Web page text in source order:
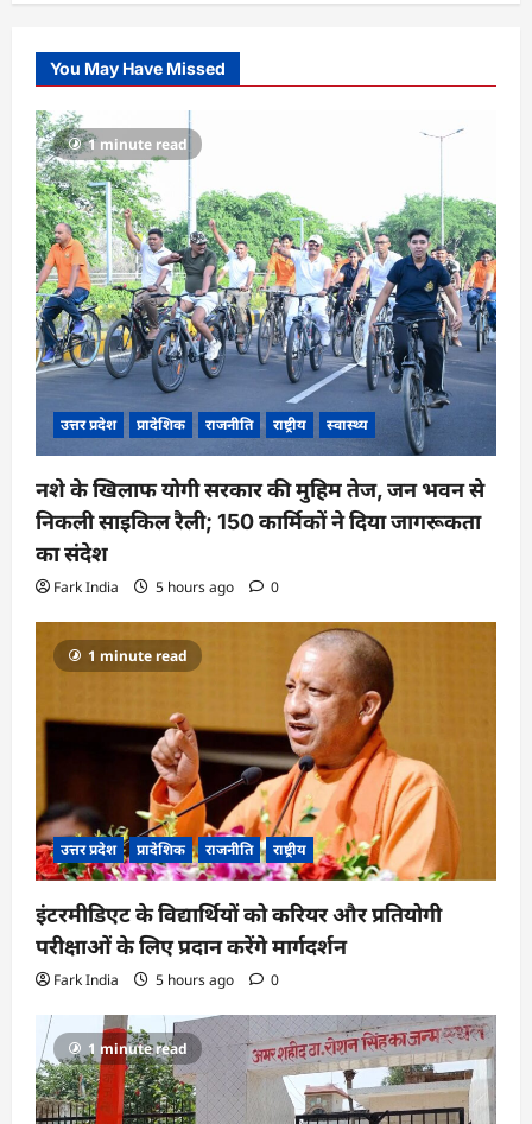
You May Have Missed
1 minute read
उत्तर प्रदेश प्रादेशिक राजनीति राष्ट्रीय स्वास्थ्य
नशे के खिलाफ योगी सरकार की मुहिम तेज, जन भवन से
निकली साइकिल रैली; 150 कार्मिकों ने दिया जागरूकता
का संदेश
Fark India 5 hours ago 0
1 minute read
उत्तर प्रदेश प्रादेशिक राजनीति राष्ट्रीय
इंटरमीडिएट के विद्यार्थियों को करियर और प्रतियोगी
परीक्षाओं के लिए प्रदान करेंगे मार्गदर्शन
Fark India 5 hours ago 0
1 minute read